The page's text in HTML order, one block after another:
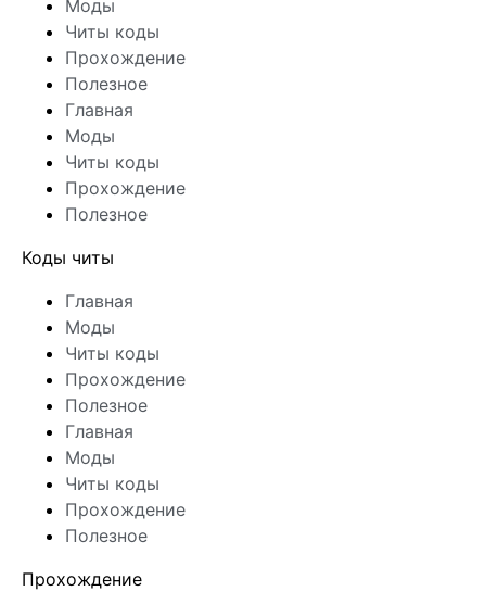
Моды
Читы коды
Прохождение
Полезное
Главная
Моды
Читы коды
Прохождение
Полезное
Коды читы
Главная
Моды
Читы коды
Прохождение
Полезное
Главная
Моды
Читы коды
Прохождение
Полезное
Прохождение